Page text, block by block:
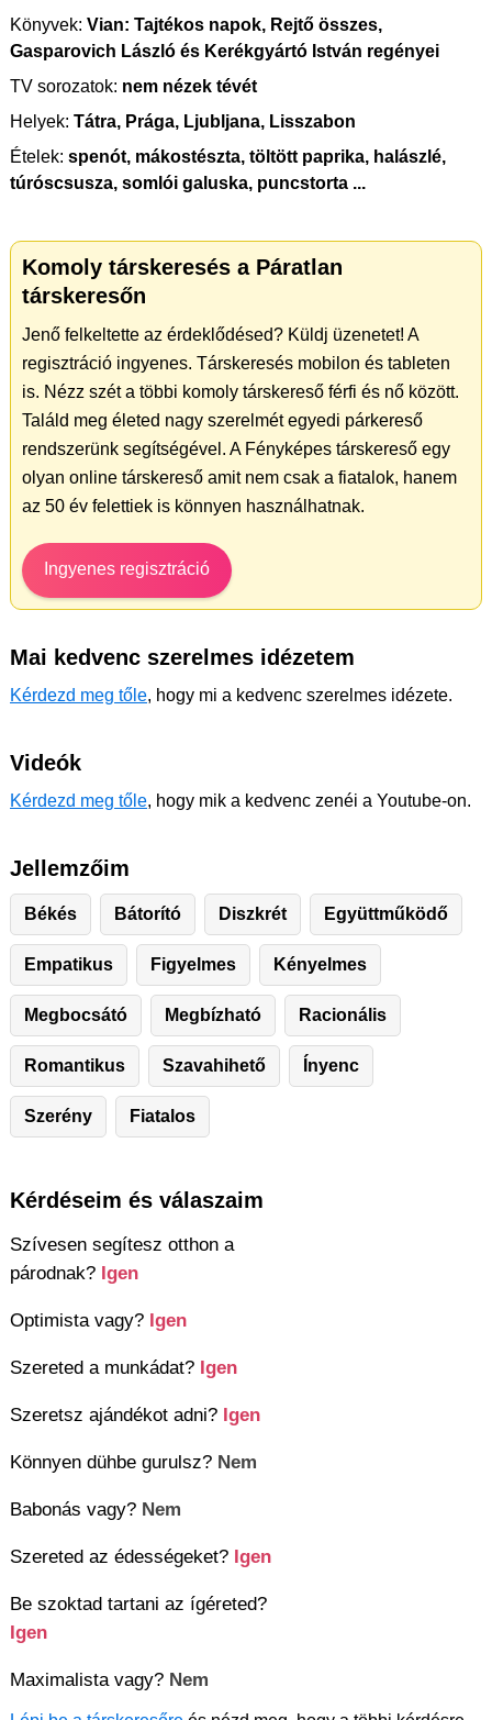
Könyvek: Vian: Tajtékos napok, Rejtő összes,
Gasparovich László és Kerékgyártó István regényei
TV sorozatok: nem nézek tévét
Helyek: Tátra, Prága, Ljubljana, Lisszabon
Ételek: spenót, mákostészta, töltött paprika, halászlé,
túróscsusza, somlói galuska, puncstorta ...
Komoly társkeresés a Páratlan
társkeresőn
Jenő felkeltette az érdeklődésed? Küldj üzenetet! A
regisztráció ingyenes. Társkeresés mobilon és tableten
is. Nézz szét a többi komoly társkereső férfi és nő között.
Találd meg életed nagy szerelmét egyedi párkereső
rendszerünk segítségével. A Fényképes társkereső egy
olyan online társkereső amit nem csak a fiatalok, hanem
az 50 év felettiek is könnyen használhatnak.
Ingyenes regisztráció
Mai kedvenc szerelmes idézetem
Kérdezd meg tőle, hogy mi a kedvenc szerelmes idézete.
Videók
Kérdezd meg tőle, hogy mik a kedvenc zenéi a Youtube-on.
Jellemzőim
Békés Bátorító Diszkrét Együttműködő
Empatikus Figyelmes Kényelmes
Megbocsátó Megbízható Racionális
Romantikus Szavahihető Ínyenc
Szerény Fiatalos
Kérdéseim és válaszaim
Szívesen segítesz otthon a
párodnak? Igen
Optimista vagy? Igen
Szereted a munkádat? Igen
Szeretsz ajándékot adni? Igen
Könnyen dühbe gurulsz? Nem
Babonás vagy? Nem
Szereted az édességeket? Igen
Be szoktad tartani az ígéreted?
Igen
Maximalista vagy? Nem